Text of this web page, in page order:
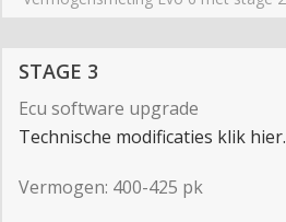
STAGE 3
Ecu software upgrade
Technische modificaties klik hier.
Vermogen: 400-425 pk